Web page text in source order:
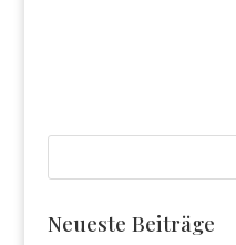
Neu­es­te Bei­trä­ge